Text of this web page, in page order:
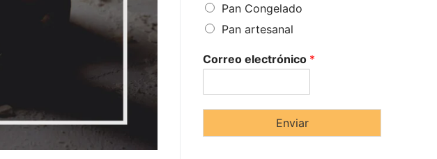
Pan Congelado
Pan artesanal
Correo electrónico *
Enviar